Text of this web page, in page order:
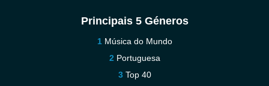
Principais 5 Géneros
Música do Mundo
Portuguesa
Top 40